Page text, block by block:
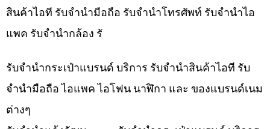
สินค้าไอที รับจำนำมือถือ รับจำนำโทรศัพท์ รับจำนำไอ
แพค รับจำนำกล้อง รั
รับจำนำกระเป๋าแบรนด์ บริการ รับจำนำสินค้าไอที รับ
จำนำมือถือ ไอแพค ไอโฟน นาฬิกา และ ของแบรนด์เนม
ต่างๆ